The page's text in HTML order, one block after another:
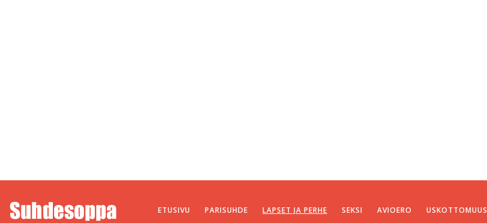
ETUSIVU PARISUHDE LAPSET JA PERHE SEKSI AVIOERO USKOTTOMUUS